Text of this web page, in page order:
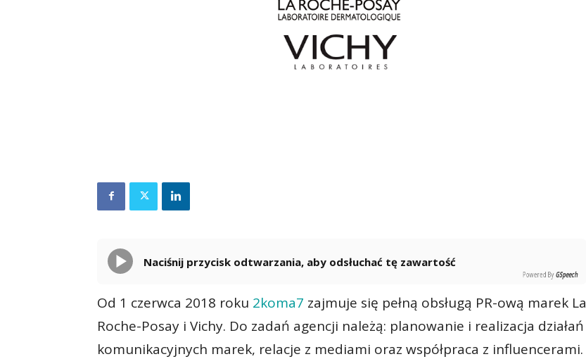
Naciśnij przycisk odtwarzania, aby odsłuchać tę zawartość
Powered By GSpeech
Od 1 czerwca 2018 roku 2koma7 zajmuje się pełną obsługą PR-ową marek La
Roche-Posay i Vichy. Do zadań agencji należą: planowanie i realizacja działań
komunikacyjnych marek, relacje z mediami oraz współpraca z influencerami.